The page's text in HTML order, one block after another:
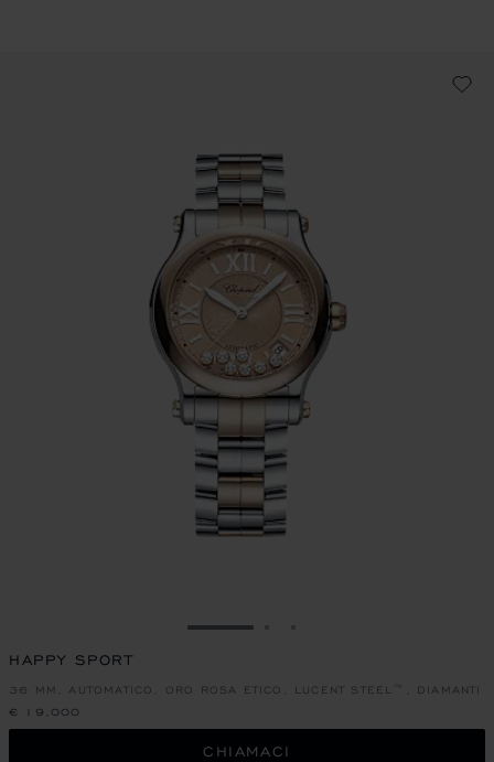
VAI ALLA SLIDE 1
HAPPY SPORT
36 MM, AUTOMATICO, ORO ROSA ETICO, LUCENT STEEL™, DIAMANTI
€ 19,000
CHIAMACI